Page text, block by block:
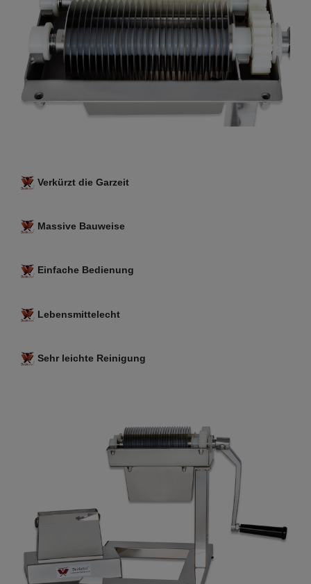
Verkürzt die Garzeit
Massive Bauweise
Einfache Bedienung
Lebensmittelecht
Sehr leichte Reinigung